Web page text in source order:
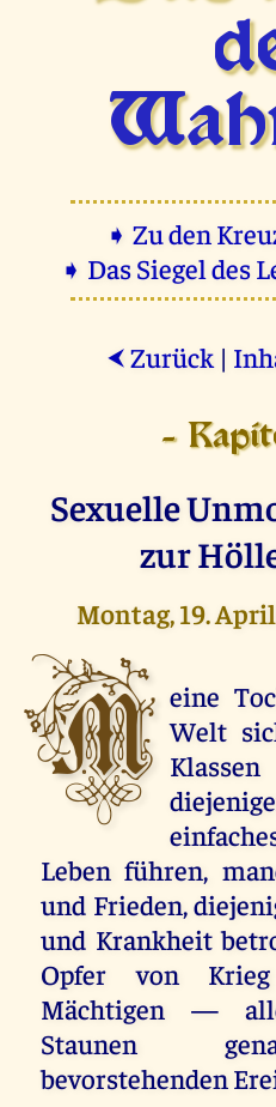
➧ Zu den
➧ Das Siegel des
⮜ Zurück |
-
Sexuelle
zur
Montag, 19.
M eine
Welt
Leben führen,
und Frieden,
und Krankheit
Opfer von
Mächtigen —
Staunen
bevorstehenden